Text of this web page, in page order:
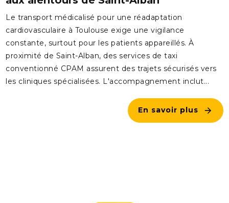
Le transport médicalisé pour une réadaptation
cardiovasculaire à Toulouse exige une vigilance
constante, surtout pour les patients appareillés. À
proximité de Saint-Alban, des services de taxi
conventionné CPAM assurent des trajets sécurisés vers
les cliniques spécialisées. L'accompagnement inclut...
En savoir plus